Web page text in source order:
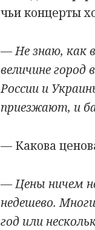
чьи концерты
— Не знаю, как
величине
России и
приезжают, и
— Какова
— Цены ничем
недешево.
год или